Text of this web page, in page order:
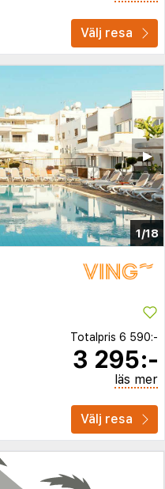
Välj resa
1/18
▶︎
Totalpris 6 590:-
3 295:-
läs mer
Välj resa